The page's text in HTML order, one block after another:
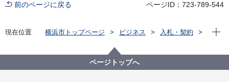
前のページに戻る ページID：723-789-544
現在位置 横浜市トップページ ビジネス
入札・契約
政策経営・国際戦略局
【参加申込終了】【公募型指名競争入札】データを重
視した政策形成推進業務委託
現在
ページトップへ